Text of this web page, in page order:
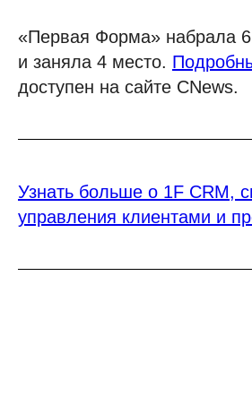
«Первая Форма» набрала
и заняла 4 место.
доступен на сайте CNews.
Узнать больше о 1F CRM,
управления клиентами и